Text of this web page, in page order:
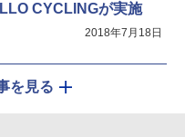
CYCLINGが実施
2018年7月18日
を見る